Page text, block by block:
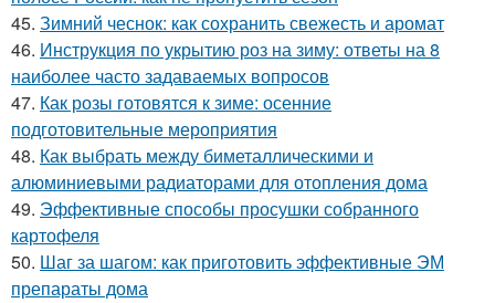
45. Зимний чеснок: как сохранить свежесть и аромат
46. Инструкция по укрытию роз на зиму: ответы на 8
наиболее часто задаваемых вопросов
47. Как розы готовятся к зиме: осенние
подготовительные мероприятия
48. Как выбрать между биметаллическими и
алюминиевыми радиаторами для отопления дома
49. Эффективные способы просушки собранного
картофеля
50. Шаг за шагом: как приготовить эффективные ЭМ
препараты дома